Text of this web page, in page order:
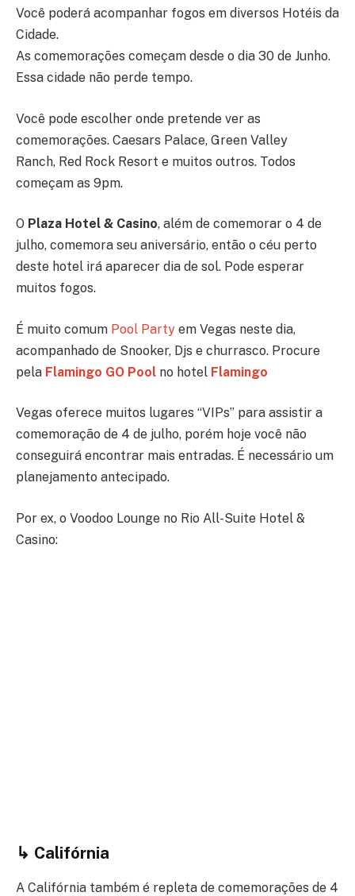
Você poderá acompanhar fogos em diversos Hotéis da
Cidade.
As comemorações começam desde o dia 30 de Junho.
Essa cidade não perde tempo.
Você pode escolher onde pretende ver as
comemorações. Caesars Palace, Green Valley
Ranch, Red Rock Resort e muitos outros. Todos
começam as 9pm.
O Plaza Hotel & Casino, além de comemorar o 4 de
julho, comemora seu aniversário, então o céu perto
deste hotel irá aparecer dia de sol. Pode esperar
muitos fogos.
É muito comum Pool Party em Vegas neste dia,
acompanhado de Snooker, Djs e churrasco. Procure
pela Flamingo GO Pool no hotel Flamingo
Vegas oferece muitos lugares “VIPs” para assistir a
comemoração de 4 de julho, porém hoje você não
conseguirá encontrar mais entradas. É necessário um
planejamento antecipado.
Por ex, o Voodoo Lounge no Rio All-Suite Hotel &
Casino:
↳ Califórnia
A Califórnia também é repleta de comemorações de 4